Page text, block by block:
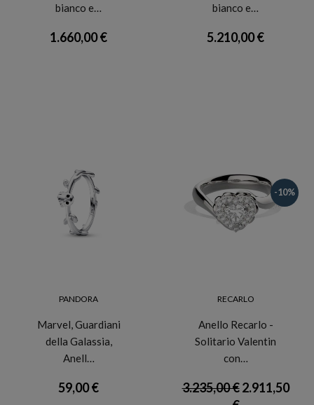
bianco e…
1.660,00 €
bianco e…
5.210,00 €
PANDORA
Marvel, Guardiani
della Galassia,
Anell…
59,00 €
-10%
RECARLO
Anello Recarlo -
Solitario Valentin
con…
3.235,00 €2.911,50